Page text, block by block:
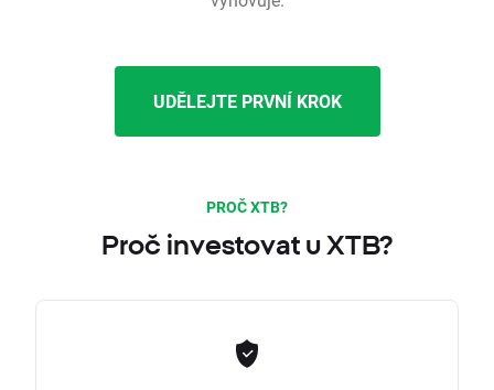
UDĚLEJTE PRVNÍ KROK
PROČ XTB?
Proč investovat u XTB?